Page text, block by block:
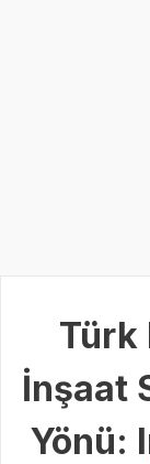
Türk
İnşaat
Yönü: